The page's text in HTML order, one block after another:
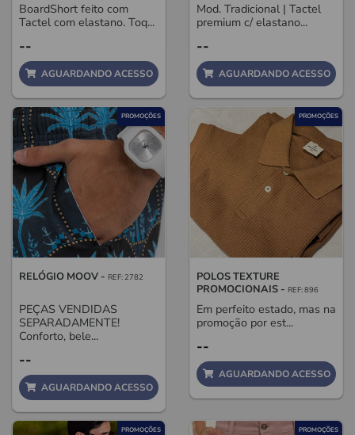
BoardShort feito com
Tactel com elastano. Toq...
--
AGUARDANDO ACESSO
Mod. Tradicional | Tactel
premium c/ elastano...
--
AGUARDANDO ACESSO
PROMOÇÕES
RELÓGIO MOOV - REF: 2782
PEÇAS VENDIDAS
SEPARADAMENTE!
Conforto, bele...
--
AGUARDANDO ACESSO
PROMOÇÕES
POLOS TEXTURE
PROMOCIONAIS - REF: 896
Em perfeito estado, mas na
promoção por est...
--
AGUARDANDO ACESSO
PROMOÇÕES PROMOÇÕES